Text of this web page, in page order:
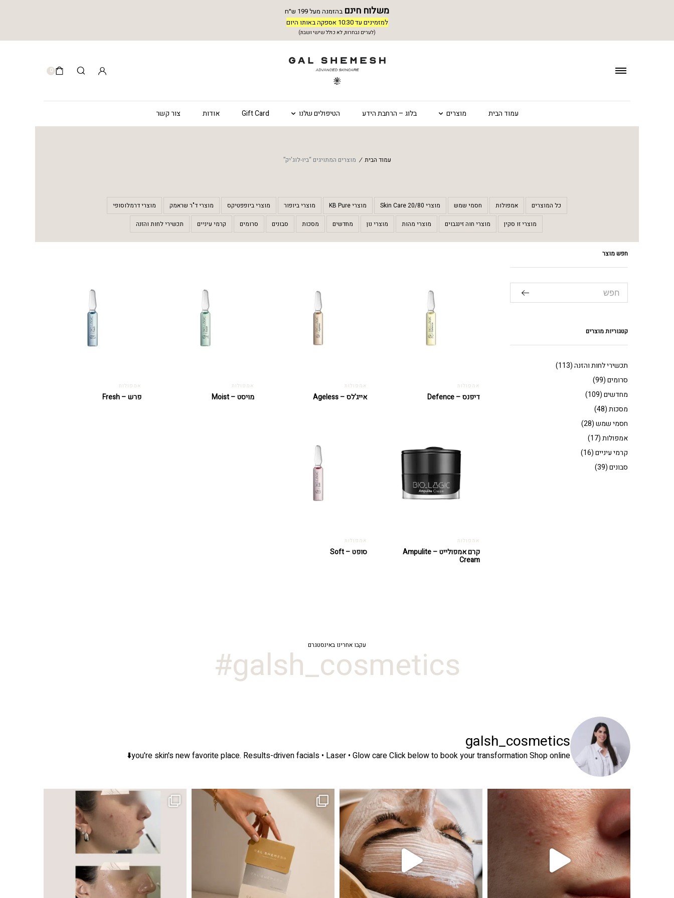
משלוח חינם בהזמנה מעל 199 ש״ח
למזמינים עד 10:30 אספקה באותו היום
(לערים נבחרות, לא כולל שישי ושבת)
0
עמוד הבית מוצרים בלוג – הרחבת הידע הטיפולים שלנו Gift Card אודות צור קשר
עמוד הבית / מוצרים המתויגים “ביו-לוג'יק”
כל המוצרים אמפולות חסמי שמש מוצרי 20/80 Skin Care מוצרי KB Pure מוצרי ביופור מוצרי ביופפטיקס מוצרי ד"ר שראמק מוצרי דרמלוסופי
מוצרי זו סקין מוצרי חוה זינגבוים מוצרי מהות מוצרי נון מחדשים מסכות סבונים סרומים קרמי עיניים תכשירי לחות והזנה
חפש מוצר
קטגוריות מוצרים
תכשירי לחות והזנה(113)
סרומים(99)
מחדשים(109)
מסכות(48)
חסמי שמש(28)
אמפולות(17)
קרמי עיניים(16)
סבונים(39)
אמפולות
דיפנס – Defence
אמפולות
אייג'לס – Ageless
אמפולות
מויסט – Moist
אמפולות
פרש – Fresh
אמפולות
קרם אמפולייט – Ampulite
Cream
אמפולות
סופט – Soft
עקבו אחרינו באינסטגרם
galsh_cosmetics#
galsh_cosmetics
you're skin's new favorite place. Results-driven facials • Laser • Glow careClick below to book your transformationShop online⬇️
טיפול פנים נכון הוא הרבה מעבר לניקוי העור. המטרה ה זה קורה! מועדון החברות שלנו סוף סוף נפתח. מהיום, אקנה הוא אחד המצבים הנפוצים ביותר בעור, אך לכל עור